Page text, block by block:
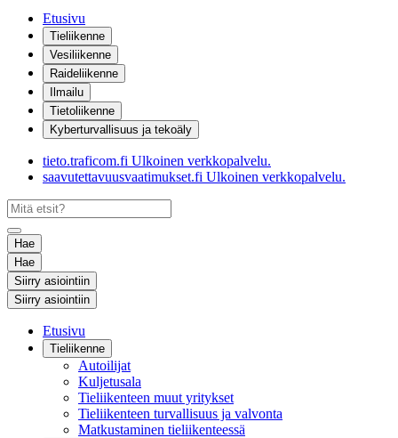
Etusivu
Tieliikenne
Vesiliikenne
Raideliikenne
Ilmailu
Tietoliikenne
Kyberturvallisuus ja tekoäly
tieto.traficom.fi Ulkoinen verkkopalvelu.
saavutettavuusvaatimukset.fi Ulkoinen verkkopalvelu.
Hae
Hae
Siirry asiointiin
Siirry asiointiin
Etusivu
Tieliikenne
Autoilijat
Kuljetusala
Tieliikenteen muut yritykset
Tieliikenteen turvallisuus ja valvonta
Matkustaminen tieliikenteessä